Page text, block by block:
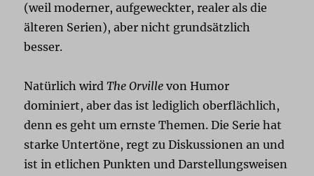
(weil moderner, aufgeweckter, realer als die
älteren Serien), aber nicht grundsätzlich
besser.
Natürlich wirdThe Orville von Humor
dominiert, aber das ist lediglich oberflächlich,
denn es geht um ernste Themen. Die Serie hat
starke Untertöne, regt zu Diskussionen an und
ist in etlichen Punkten und Darstellungsweisen